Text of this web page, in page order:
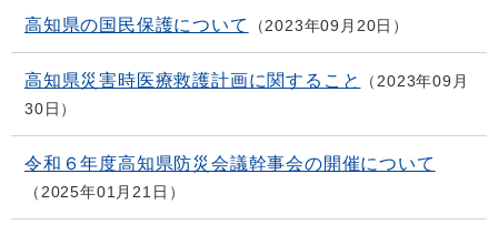
高知県の国民保護について 2023年09月20日
高知県災害時医療救護計画に関すること
2023年09月
30日
令和６年度高知県防災会議幹事会の開催について
2025年01月21日